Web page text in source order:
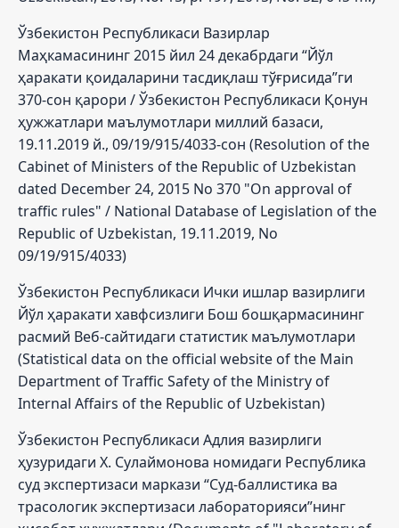
Ўзбекистон Республикаси Вазирлар
Маҳкамасининг 2015 йил 24 декабрдаги “Йўл
ҳаракати қоидаларини тасдиқлаш тўғрисида”ги
370-сон қарори / Ўзбекистон Республикаси Қонун
ҳужжатлари маълумотлари миллий базаси,
19.11.2019 й., 09/19/915/4033-сон (Resolution of the
Cabinet of Ministers of the Republic of Uzbekistan
dated December 24, 2015 No 370 "On approval of
traffic rules" / National Database of Legislation of the
Republic of Uzbekistan, 19.11.2019, No
09/19/915/4033)
Ўзбекистон Республикаси Ички ишлар вазирлиги
Йўл ҳаракати хавфсизлиги Бош бошқармасининг
расмий Веб-сайтидаги статистик маълумотлари
(Statistical data on the official website of the Main
Department of Traffic Safety of the Ministry of
Internal Affairs of the Republic of Uzbekistan)
Ўзбекистон Республикаси Адлия вазирлиги
ҳузуридаги Х. Сулаймонова номидаги Республика
суд экспертизаси маркази “Суд-баллистика ва
трасологик экспертизаси лабораторияси”нинг